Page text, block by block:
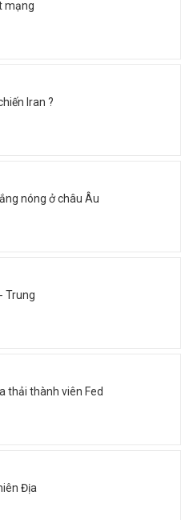
mạng
Iran ?
nóng ở châu Âu
Trung
thải thành viên Fed
Địa